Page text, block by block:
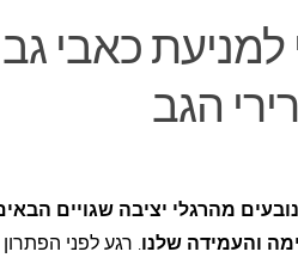
כאבי
הגב
מהרגלי יציבה שגויים
והעמידה שלנו. רגע לפני הפתרון